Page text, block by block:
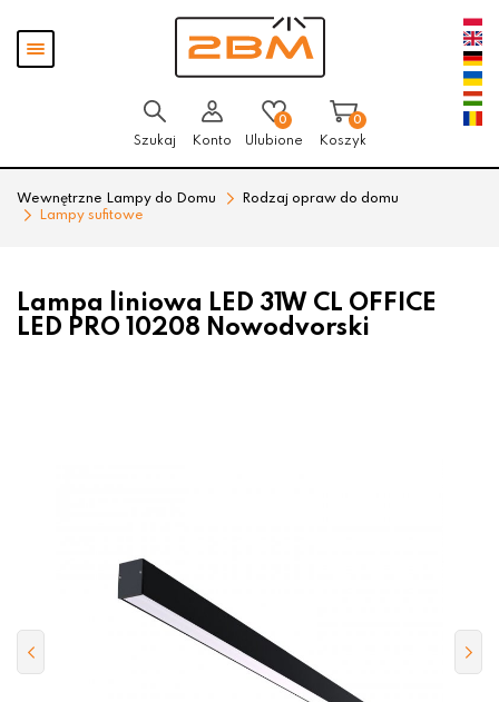
Pokaż
menu
Szukaj Konto
0
Ulubione
0
Koszyk
Wewnętrzne Lampy do Domu
Rodzaj opraw do domu
Lampy sufitowe
Lampa liniowa LED 31W CL OFFICE
LED PRO 10208 Nowodvorski